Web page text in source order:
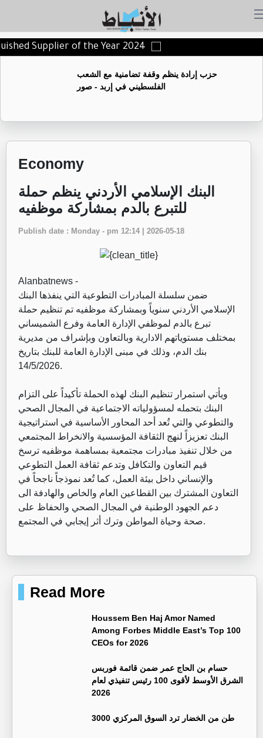
Supplier of the Year 2024
حزب إرادة ينظم وقفة تضامنية مع الشعب
الفلسطيني في إربد - صور
Economy
البنك الإسلامي الأردني ينظم حملة
للتبرع بالدم بمشاركة موظفيه
Publish date : Monday - pm 12:14 | 2026-05-18
Alanbatnews -
ضمن سلسلة المبادرات التطوعية التي ينفذها البنك
الإسلامي الأردني سنوياً وبمشاركة موظفيه تم تنظيم حملة
تبرع بالدم لموظفي الإدارة العامة وفرع الشميساني
بمختلف مستوياتهم الادارية وبالتعاون وبإشراف من مديرية
بنك الدم، وذلك في مبنى الإدارة العامة للبنك بتاريخ
14/5/2026.
ويأتي استمرار تنظيم البنك لهذه الحملة تأكيداً على التزام
البنك بتحمله لمسؤولياته الاجتماعية في المجال الصحي
والتطوعي والتي تُعد أحد المحاور الأساسية في استراتيجية
البنك تعزيزاً لنهج الثقافة المؤسسية والانخراط المجتمعي
من خلال تنفيذ مبادرات مجتمعية بمساهمة موظفيه ترسخ
قيم التعاون والتكافل وتدعم ثقافة العمل التطوعي
والإنساني داخل بيئة العمل، كما تُعد نموذجاً ناجحاً في
التعاون المشترك بين القطاعين العام والخاص والهادفة الى
دعم الجهود الوطنية في المجال الصحي والحفاظ على
صحة وحياة المواطن وترك أثر إيجابي في المجتمع.
Read More
Houssem Ben Haj Amor Named
Among Forbes Middle East’s Top 100
CEOs for 2026
حسام بن الحاج عمر ضمن قائمة فوربس
الشرق الأوسط لأقوى 100 رئيس تنفيذي لعام
2026
3000 طن من الخضار ترد السوق المركزي